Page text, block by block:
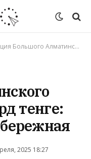
канала за 10,8 млрд тенге: как изменится набережная
тенге:
2025 18:27